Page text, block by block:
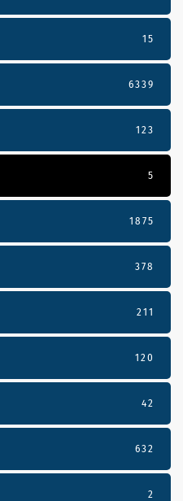
15
6339
123
5
1875
378
211
120
42
632
2